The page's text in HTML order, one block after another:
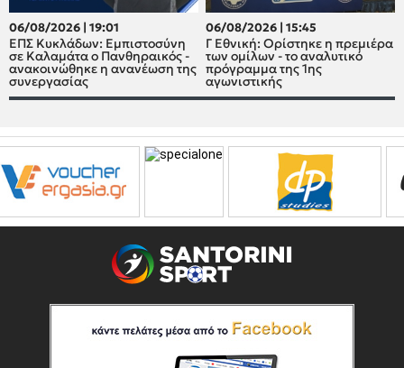
06/08/2026 | 19:01
ΕΠΣ Κυκλάδων: Εμπιστοσύνη
σε Καλαμάτα ο Πανθηραικός -
ανακοινώθηκε η ανανέωση της
συνεργασίας
06/08/2026 | 15:45
Γ Εθνική: Ορίστηκε η πρεμιέρα
των ομίλων - το αναλυτικό
πρόγραμμα της 1ης
αγωνιστικής